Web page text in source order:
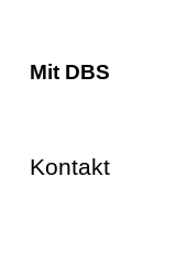
Mit DBS
Kontakt